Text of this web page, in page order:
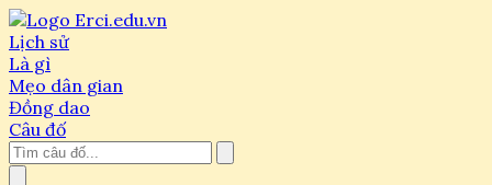
Lịch sử
Là gì
Mẹo dân gian
Đồng dao
Câu đố